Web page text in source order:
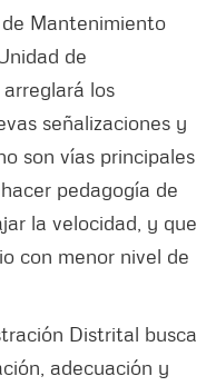
Mantenimiento
de
los
señalizaciones y
son vías principales
pedagogía de
la velocidad, y que
con menor nivel de
Distrital busca
adecuación y